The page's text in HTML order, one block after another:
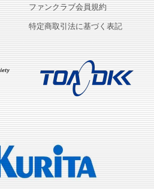
ファンクラブ会員規約
特定商取引法に基づく表記